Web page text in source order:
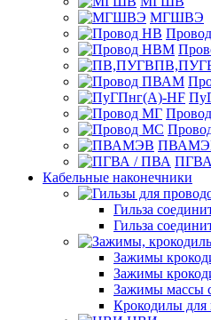
МГШВЭ
Кабельные наконечники
Гильза
Гильза
Зажимы
Зажимы
Зажимы массы
Крокодилы для